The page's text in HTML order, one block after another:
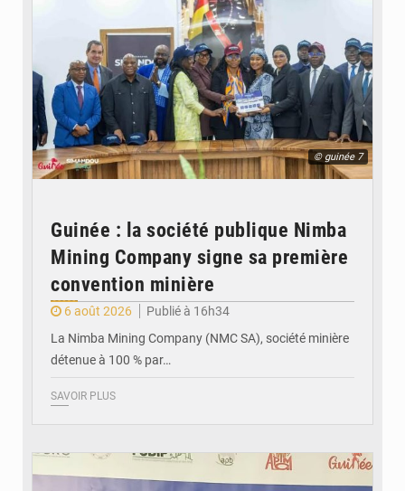
© guinée 7
Guinée : la société publique Nimba
Mining Company signe sa première
convention minière
6 août 2026
Publié à 16h34
La Nimba Mining Company (NMC SA), société minière
détenue à 100 % par…
SAVOIR PLUS